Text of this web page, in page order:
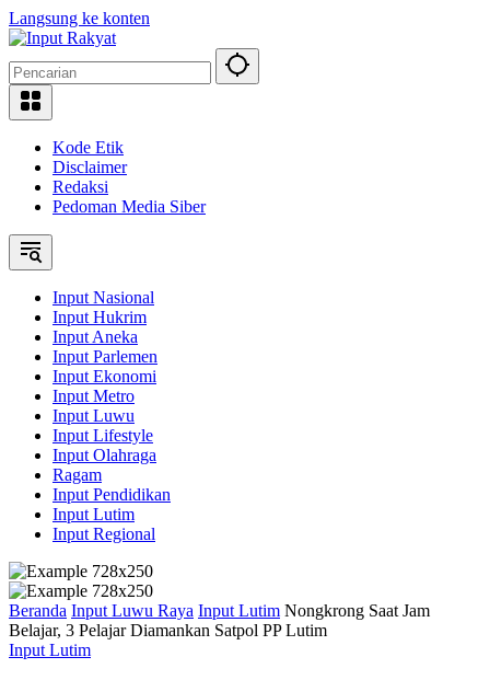
Langsung ke konten
Kode Etik
Disclaimer
Redaksi
Pedoman Media Siber
Input Nasional
Input Hukrim
Input Aneka
Input Parlemen
Input Ekonomi
Input Metro
Input Luwu
Input Lifestyle
Input Olahraga
Ragam
Input Pendidikan
Input Lutim
Input Regional
Beranda Input Luwu Raya Input Lutim Nongkrong Saat Jam
Belajar, 3 Pelajar Diamankan Satpol PP Lutim
Input Lutim